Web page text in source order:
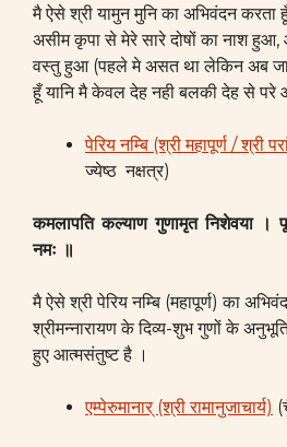
मै ऐसे श्री यामुन मुनि का अभिवंदन
असीम कृपा से मेरे सारे दोषों का नाश
वस्तु हुआ (पहले मे असत था लेकिन अब
हूँ यानि मै केवल देह नही बलकी देह से परे
पेरिय नम्बि (श्री महापूर्ण / श्री
ज्येष्ठ नक्षत्र)
कमलापति कल्याण गुणामृत निशेवया ।
नमः ॥
मै ऐसे श्री पेरिय नम्बि (महापूर्ण) का
श्रीमन्नारायण के दिव्य-शुभ गुणों के
हुए आत्मसंतुष्ट है ।
एम्पेरुमानार् (श्री रामानुजाचार्य)